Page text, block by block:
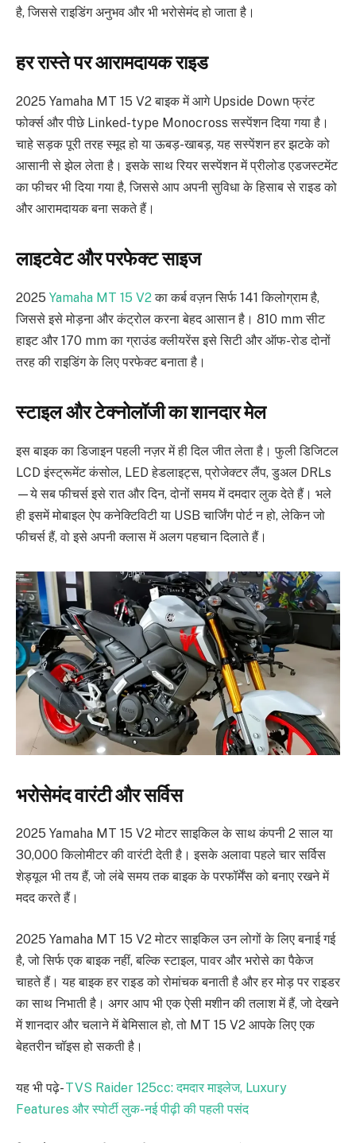
है, जिससे राइडिंग अनुभव और भी भरोसेमंद हो जाता है।
हर रास्ते पर आरामदायक राइड
2025 Yamaha MT 15 V2 बाइक में आगे Upside Down फ्रंट
फोर्क्स और पीछे Linked-type Monocross सस्पेंशन दिया गया है।
चाहे सड़क पूरी तरह स्मूद हो या ऊबड़-खाबड़, यह सस्पेंशन हर झटके को
आसानी से झेल लेता है। इसके साथ रियर सस्पेंशन में प्रीलोड एडजस्टमेंट
का फीचर भी दिया गया है, जिससे आप अपनी सुविधा के हिसाब से राइड को
और आरामदायक बना सकते हैं।
लाइटवेट और परफेक्ट साइज
2025 Yamaha MT 15 V2का कर्ब वज़न सिर्फ 141 किलोग्राम है,
जिससे इसे मोड़ना और कंट्रोल करना बेहद आसान है। 810 mm सीट
हाइट और 170 mm का ग्राउंड क्लीयरेंस इसे सिटी और ऑफ-रोड दोनों
तरह की राइडिंग के लिए परफेक्ट बनाता है।
स्टाइल और टेक्नोलॉजी का शानदार मेल
इस बाइक का डिजाइन पहली नज़र में ही दिल जीत लेता है। फुली डिजिटल
LCD इंस्ट्रूमेंट कंसोल, LED हेडलाइट्स, प्रोजेक्टर लैंप, डुअल DRLs
—ये सब फीचर्स इसे रात और दिन, दोनों समय में दमदार लुक देते हैं। भले
ही इसमें मोबाइल ऐप कनेक्टिविटी या USB चार्जिंग पोर्ट न हो, लेकिन जो
फीचर्स हैं, वो इसे अपनी क्लास में अलग पहचान दिलाते हैं।
भरोसेमंद वारंटी और सर्विस
2025 Yamaha MT 15 V2 मोटर साइकिल के साथ कंपनी 2 साल या
30,000 किलोमीटर की वारंटी देती है। इसके अलावा पहले चार सर्विस
शेड्यूल भी तय हैं, जो लंबे समय तक बाइक के परफॉर्मेंस को बनाए रखने में
मदद करते हैं।
2025 Yamaha MT 15 V2 मोटर साइकिल उन लोगों के लिए बनाई गई
है, जो सिर्फ एक बाइक नहीं, बल्कि स्टाइल, पावर और भरोसे का पैकेज
चाहते हैं। यह बाइक हर राइड को रोमांचक बनाती है और हर मोड़ पर राइडर
का साथ निभाती है। अगर आप भी एक ऐसी मशीन की तलाश में हैं, जो देखने
में शानदार और चलाने में बेमिसाल हो, तो MT 15 V2 आपके लिए एक
बेहतरीन चॉइस हो सकती है।
यह भी पढ़े-TVS Raider 125cc: दमदार माइलेज, Luxury
Features और स्पोर्टी लुक-नई पीढ़ी की पहली पसंद